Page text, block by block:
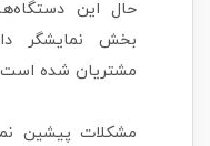
حال این
بخش نمایشگر
مشتریان شده
مشکلات پیشین